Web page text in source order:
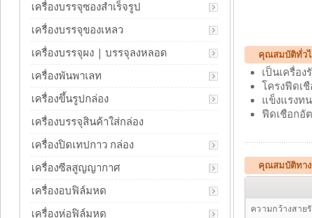
คุณสมบัติทั่วไ
เป็นเครื่อ
โครงฟีดเ
แข็งแรงท
ฟีดเชือกอั
คุณสมบัติทา
ความกว้างสาย
เครื่องบรรจุซองสำเร็จรูป
เครื่องบรรจุของเหลว
เครื่องบรรจุผง | บรรจุลงหลอด
เครื่องพันพาเลท
เครื่องขึ้นรูปกล่อง
เครื่องบรรจุสินค้าใส่กล่อง
เครื่องปิดเทปกาว กล่อง
เครื่องซีลสูญญากาศ
เครื่องอบฟิล์มหด
เครื่องห่อฟิล์มหด